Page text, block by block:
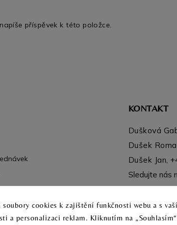
soubory cookies k zajištění funkčnosti webu a s
a personalizaci reklam. Kliknutím na
příspěvek k této položce.
KONTAKT
Dušková
Dušek
Dušek Jan,
Sledujte nás
Instagram